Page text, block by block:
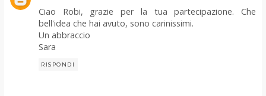
Ciao Robi, grazie per la tua partecipazione. Che
bell'idea che hai avuto, sono carinissimi.
Un abbraccio
Sara
RISPONDI